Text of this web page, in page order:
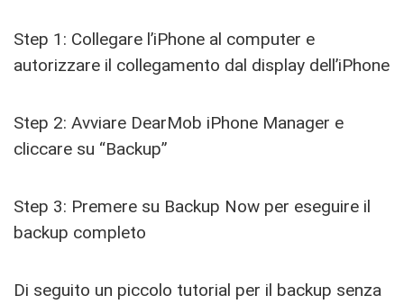
Step 1: Collegare l’iPhone al computer e
autorizzare il collegamento dal display dell’iPhone
Step 2: Avviare DearMob iPhone Manager e
cliccare su “Backup”
Step 3: Premere su Backup Now per eseguire il
backup completo
Di seguito un piccolo tutorial per il backup senza